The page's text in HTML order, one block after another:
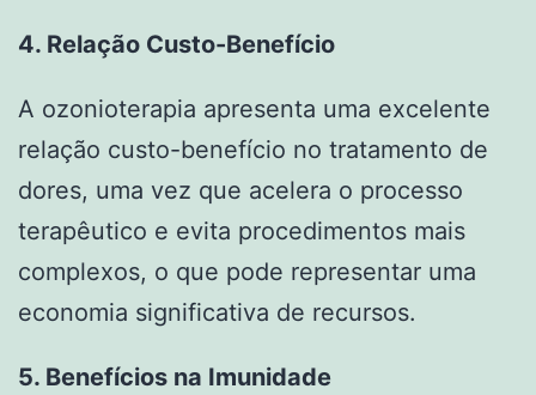
4. Relação Custo-Benefício
A ozonioterapia apresenta uma excelente
relação custo-benefício no tratamento de
dores, uma vez que acelera o processo
terapêutico e evita procedimentos mais
complexos, o que pode representar uma
economia significativa de recursos.
5. Benefícios na Imunidade